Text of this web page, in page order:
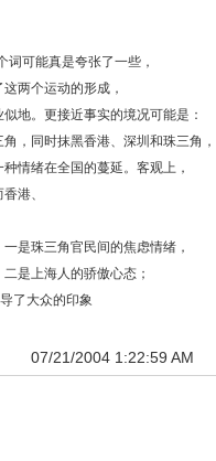
词可能真是夸张了一些，
两个运动的形成，
地。更接近事实的境况可能是：
，同时抹黑香港、深圳和珠三角，
情绪在全国的蔓延。客观上，
港、
是珠三角官民间的焦虑情绪，
是上海人的骄傲心态；
了大众的印象
07/21/2004 1:22:59 AM